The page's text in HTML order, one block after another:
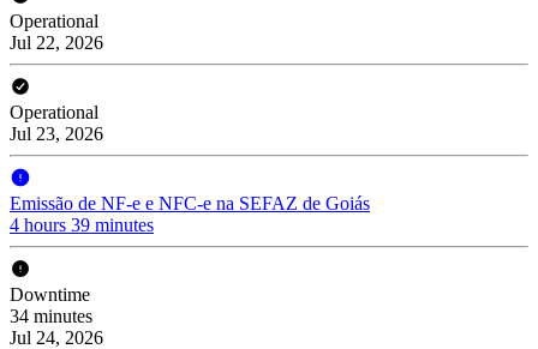
Operational
Jul 22, 2026
Operational
Jul 23, 2026
Emissão de NF-e e NFC-e na SEFAZ de Goiás
4 hours 39 minutes
Downtime
34 minutes
Jul 24, 2026